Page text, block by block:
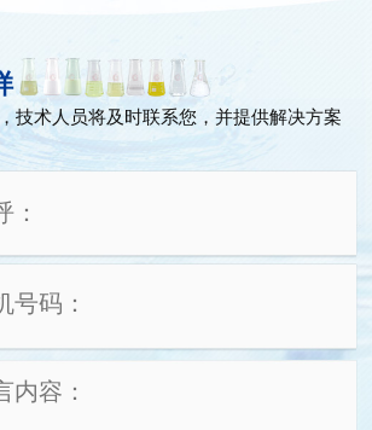
技术人员将及时联系您，并提供解决方案